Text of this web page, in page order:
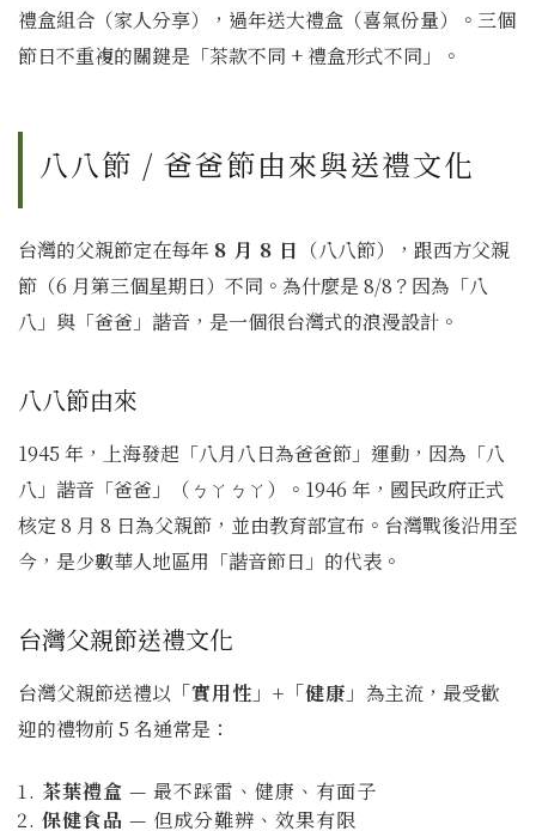
禮盒組合（家人分享），過年送大禮盒（喜氣份量）。三個
節日不重複的關鍵是「茶款不同 + 禮盒形式不同」。
八八節 / 爸爸節由來與送禮文化
台灣的父親節定在每年 8 月 8 日 （八八節），跟西方父親
節（6 月第三個星期日）不同。為什麼是 8/8？因為「八
八」與「爸爸」諧音，是一個很台灣式的浪漫設計。
八八節由來
1945 年，上海發起「八月八日為爸爸節」運動，因為「八
八」諧音「爸爸」（ㄅㄚㄅㄚ）。1946 年，國民政府正式
核定 8 月 8 日為父親節，並由教育部宣布。台灣戰後沿用至
今，是少數華人地區用「諧音節日」的代表。
台灣父親節送禮文化
台灣父親節送禮以 「實用性」+「健康」 為主流，最受歡
迎的禮物前 5 名通常是：
茶葉禮盒 — 最不踩雷、健康、有面子
保健食品 — 但成分難辨、效果有限